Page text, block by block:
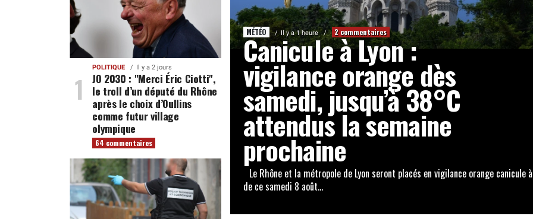
MÉTÉO Il y a 1 heure 2 commentaires
Canicule à Lyon :
vigilance orange dès
samedi, jusqu’à 38°C
attendus la semaine
prochaine
Le Rhône et la métropole de Lyon seront placés en vigilance orange canicule
de ce samedi 8 août…
POLITIQUE Il y a 2 jours
JO 2030 : "Merci Éric Ciotti",
le troll d’un député du Rhône
après le choix d’Oullins
comme futur village
olympique
64 commentaires